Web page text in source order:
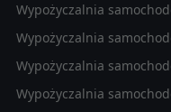
Wypożyczalnia
Wypożyczalnia
Wypożyczalnia
Wypożyczalnia